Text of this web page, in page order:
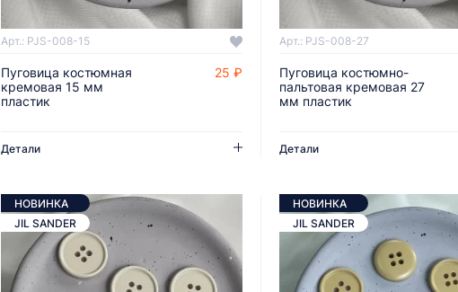
ДОБАВИТЬ В КОРЗИНУ
Арт.: PJS-008-15
Пуговица костюмная
кремовая 15 мм
пластик
25 ₽
Детали
ДОБАВИТЬ В КОРЗИНУ
Арт.: PJS-008-27
Пуговица костюмно-
пальтовая кремовая 27
мм пластик
Детали
НОВИНКА
JIL SANDER
НОВИНКА
JIL SANDER